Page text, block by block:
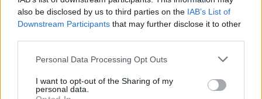
also be disclosed by us to third parties on the IAB’s List of
Downstream Participants that may further disclose it to other
Please note that this website/app uses one or more Google
not limited to your visit or usage behaviour. You may click to
grant or deny consent to Google and its third-party tags to
Personal Data Processing Opt Outs
I want to opt-out of the Sharing of my
personal data.
05.03.2022, 15:12